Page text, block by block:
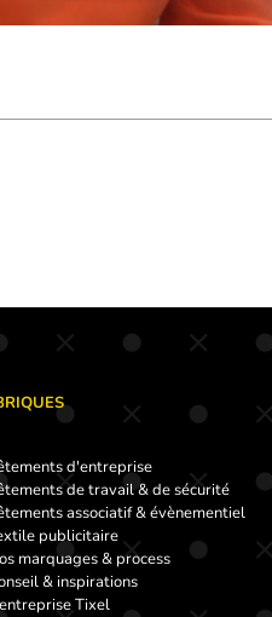
d'entreprise
de travail & de sécurité
associatif & évènementiel
publicitaire
marquages & process
& inspirations
Tixel